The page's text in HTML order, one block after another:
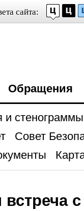
сайта:
Обращения
и стенограммы
Совет
встреча